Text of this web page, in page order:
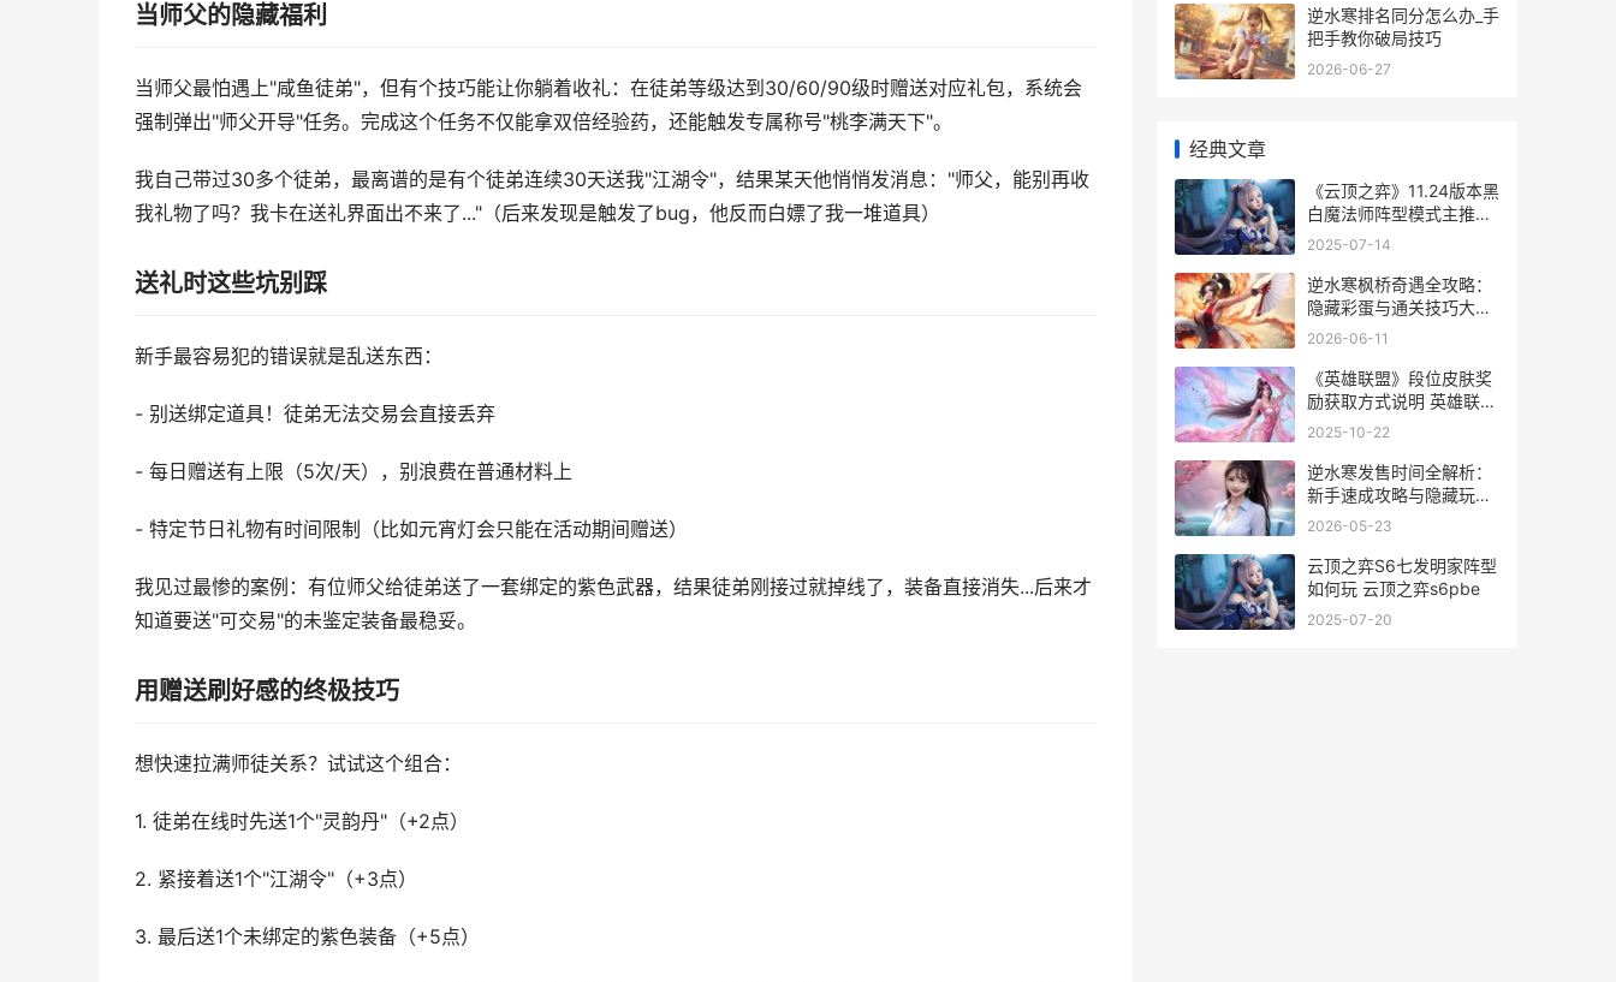
当师父的隐藏福利
当师父最怕遇上"咸鱼徒弟"，但有个技巧能让你躺着收礼：在徒弟等级达到30/60/90级时赠送对应礼包，系统会
强制弹出"师父开导"任务。完成这个任务不仅能拿双倍经验药，还能触发专属称号"桃李满天下"。
我自己带过30多个徒弟，最离谱的是有个徒弟连续30天送我"江湖令"，结果某天他悄悄发消息："师父，能别再收
我礼物了吗？我卡在送礼界面出不来了..."（后来发现是触发了bug，他反而白嫖了我一堆道具）
送礼时这些坑别踩
新手最容易犯的错误就是乱送东西：
- 别送绑定道具！徒弟无法交易会直接丢弃
- 每日赠送有上限（5次/天），别浪费在普通材料上
- 特定节日礼物有时间限制（比如元宵灯会只能在活动期间赠送）
我见过最惨的案例：有位师父给徒弟送了一套绑定的紫色武器，结果徒弟刚接过就掉线了，装备直接消失...后来才
知道要送"可交易"的未鉴定装备最稳妥。
用赠送刷好感的终极技巧
想快速拉满师徒关系？试试这个组合：
1. 徒弟在线时先送1个"灵韵丹"（+2点）
2. 紧接着送1个"江湖令"（+3点）
3. 最后送1个未绑定的紫色装备（+5点）
逆水寒排名同分怎么办_手
把手教你破局技巧
2026-06-27
经典文章
《云顶之弈》11.24版本黑
白魔法师阵型模式主推
《云顶之弈》S12赛季中
2025-07-14
逆水寒枫桥奇遇全攻略：
隐藏彩蛋与通关技巧大揭
秘
2026-06-11
《英雄联盟》段位皮肤奖
励获取方式说明 英雄联盟
段位显示错误
2025-10-22
逆水寒发售时间全解析：
新手速成攻略与隐藏玩法
大揭秘
2026-05-23
云顶之弈S6七发明家阵型
如何玩 云顶之弈s6pbe
2025-07-20